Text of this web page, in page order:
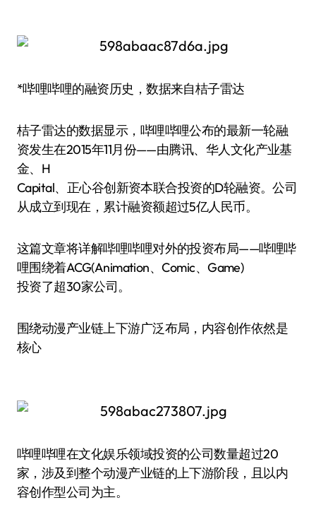
*哔哩哔哩的融资历史，数据来自桔子雷达
桔子雷达的数据显示，哔哩哔哩公布的最新一轮融
资发生在2015年11月份——由腾讯、华人文化产业基
金、H
Capital、正心谷创新资本联合投资的D轮融资。公司
从成立到现在，累计融资额超过5亿人民币。
这篇文章将详解哔哩哔哩对外的投资布局——哔哩哔
哩围绕着ACG(Animation、Comic、Game)
投资了超30家公司。
围绕动漫产业链上下游广泛布局，内容创作依然是
核心
哔哩哔哩在文化娱乐领域投资的公司数量超过20
家，涉及到整个动漫产业链的上下游阶段，且以内
容创作型公司为主。